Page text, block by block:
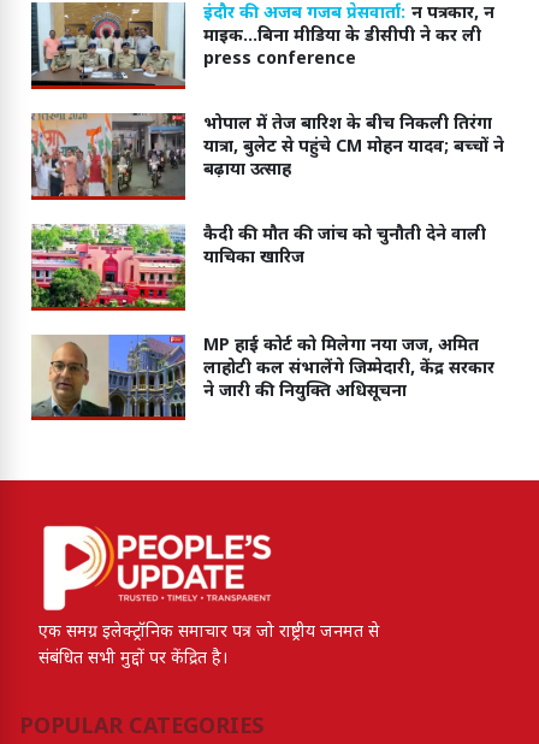
इंदौर की अजब गजब प्रेसवार्ता: न पत्रकार, न
माइक...बिना मीडिया के डीसीपी ने कर ली
press conference
भोपाल में तेज बारिश के बीच निकली तिरंगा
यात्रा, बुलेट से पहुंचे CM मोहन यादव; बच्चों ने
बढ़ाया उत्साह
कैदी की मौत की जांच को चुनौती देने वाली
याचिका खारिज
MP हाई कोर्ट को मिलेगा नया जज, अमित
लाहोटी कल संभालेंगे जिम्मेदारी, केंद्र सरकार
ने जारी की नियुक्ति अधिसूचना
एक समग्र इलेक्ट्रॉनिक समाचार पत्र जो राष्ट्रीय जनमत से
संबंधित सभी मुद्दों पर केंद्रित है।
POPULAR CATEGORIES